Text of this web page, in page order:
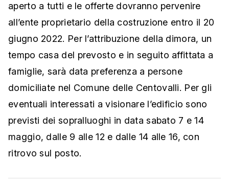
aperto a tutti e le offerte dovranno pervenire
all’ente proprietario della costruzione entro il 20
giugno 2022. Per l’attribuzione della dimora, un
tempo casa del prevosto e in seguito affittata a
famiglie, sarà data preferenza a persone
domiciliate nel Comune delle Centovalli. Per gli
eventuali interessati a visionare l’edificio sono
previsti dei sopralluoghi in data sabato 7 e 14
maggio, dalle 9 alle 12 e dalle 14 alle 16, con
ritrovo sul posto.